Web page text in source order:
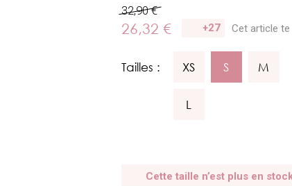
32,90 €
26,32 € +27 Cet article
Tailles : XS S M
L
Cette taille n’est plus en